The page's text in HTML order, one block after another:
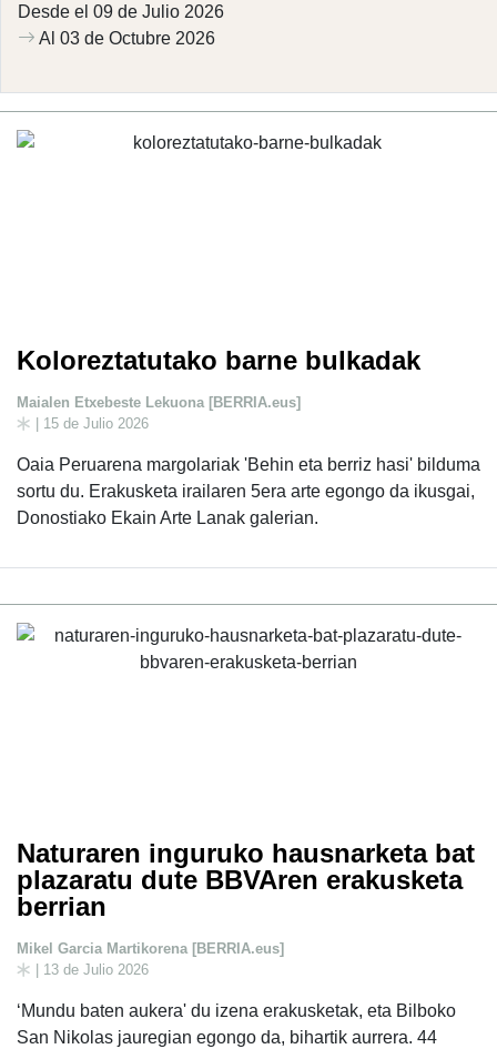
Desde el 09 de Julio 2026
Al 03 de Octubre 2026
Koloreztatutako barne bulkadak
Maialen Etxebeste Lekuona [BERRIA.eus]
| 15 de Julio 2026
Oaia Peruarena margolariak 'Behin eta berriz hasi' bilduma
sortu du. Erakusketa irailaren 5era arte egongo da ikusgai,
Donostiako Ekain Arte Lanak galerian.
Naturaren inguruko hausnarketa bat
plazaratu dute BBVAren erakusketa
berrian
Mikel Garcia Martikorena [BERRIA.eus]
| 13 de Julio 2026
‘Mundu baten aukera' du izena erakusketak, eta Bilboko
San Nikolas jauregian egongo da, bihartik aurrera. 44